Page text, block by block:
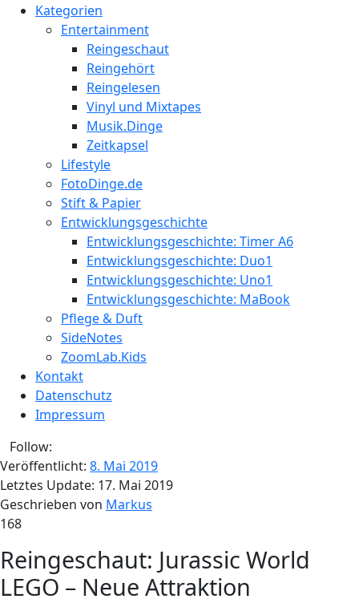
Kategorien
Entertainment
Reingeschaut
Reingehört
Reingelesen
Vinyl und Mixtapes
Musik.Dinge
Zeitkapsel
Lifestyle
FotoDinge.de
Stift & Papier
Entwicklungsgeschichte
Entwicklungsgeschichte: Timer A6
Entwicklungsgeschichte: Duo1
Entwicklungsgeschichte: Uno1
Entwicklungsgeschichte: MaBook
Pflege & Duft
SideNotes
ZoomLab.Kids
Kontakt
Datenschutz
Impressum
Follow:
Veröffentlicht: 8. Mai 2019
Letztes Update: 17. Mai 2019
Geschrieben von Markus
168
Reingeschaut: Jurassic World
LEGO – Neue Attraktion